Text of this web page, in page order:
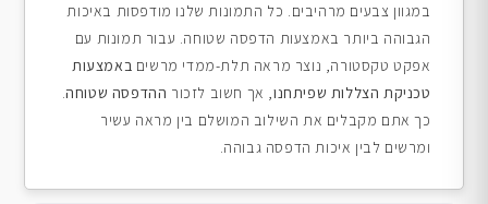
במגוון צבעים מרהיבים. כל התמונות שלנו מודפסות באיכות
הגבוהה ביותר באמצעות הדפסה שטוחה. עבור תמונות עם
אפקט טקסטורה, נוצר מראה תלת-ממדי מרשים באמצעות
טכניקת הצללות שפיתחנו, אך חשוב לזכור ההדפסה שטוחה.
כך אתם מקבלים את השילוב המושלם בין מראה עשיר
ומרשים לבין איכות הדפסה גבוהה.